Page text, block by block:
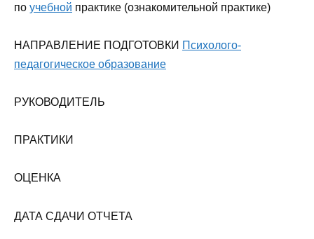
по учебной практике (ознакомительной практике)
НАПРАВЛЕНИЕ ПОДГОТОВКИ Психолого-
педагогическое образование
РУКОВОДИТЕЛЬ
ПРАКТИКИ
ОЦЕНКА
ДАТА СДАЧИ ОТЧЕТА